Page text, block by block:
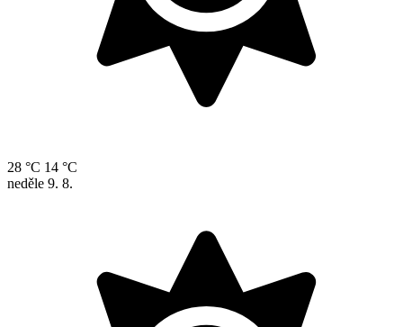
28 °C 14 °C
neděle 9. 8.